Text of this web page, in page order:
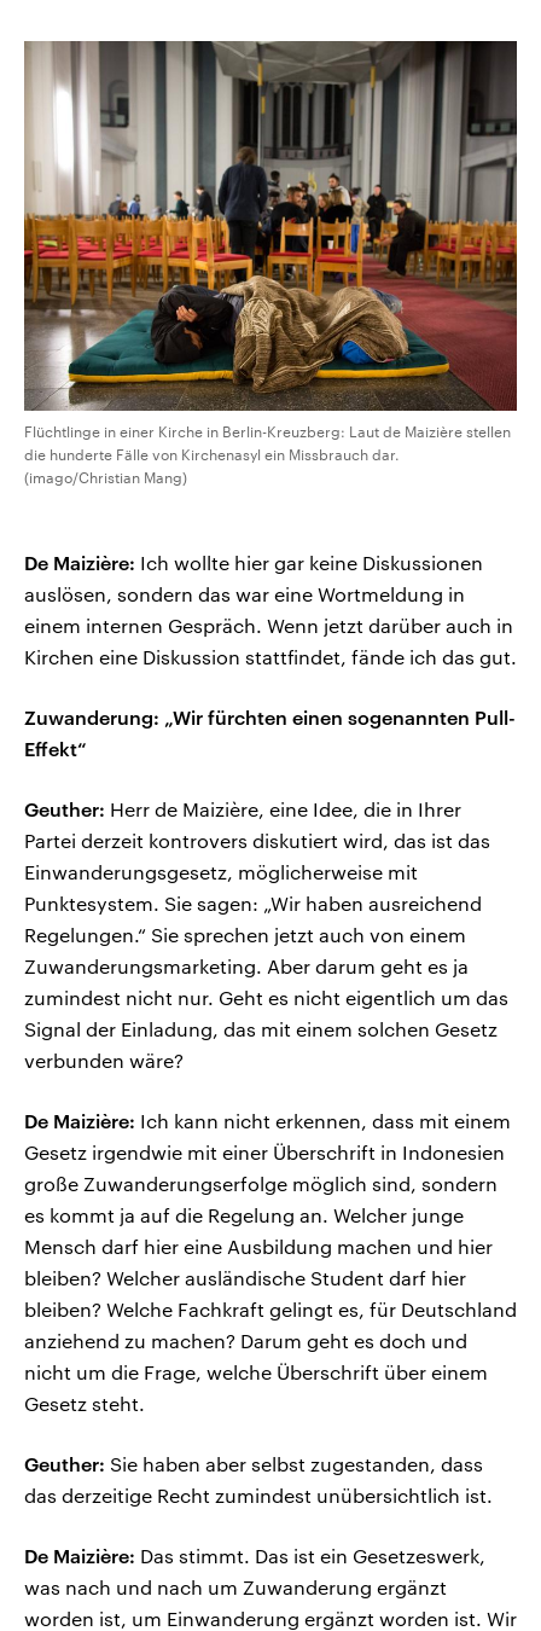
Flüchtlinge in einer Kirche in Berlin-Kreuzberg: Laut de Maizière stellen
die hunderte Fälle von Kirchenasyl ein Missbrauch dar.
(imago/Christian Mang)
De Maizière: Ich wollte hier gar keine Diskussionen
auslösen, sondern das war eine Wortmeldung in
einem internen Gespräch. Wenn jetzt darüber auch in
Kirchen eine Diskussion stattfindet, fände ich das gut.
Zuwanderung: „Wir fürchten einen sogenannten Pull-
Effekt“
Geuther: Herr de Maizière, eine Idee, die in Ihrer
Partei derzeit kontrovers diskutiert wird, das ist das
Einwanderungsgesetz, möglicherweise mit
Punktesystem. Sie sagen: „Wir haben ausreichend
Regelungen.“ Sie sprechen jetzt auch von einem
Zuwanderungsmarketing. Aber darum geht es ja
zumindest nicht nur. Geht es nicht eigentlich um das
Signal der Einladung, das mit einem solchen Gesetz
verbunden wäre?
De Maizière: Ich kann nicht erkennen, dass mit einem
Gesetz irgendwie mit einer Überschrift in Indonesien
große Zuwanderungserfolge möglich sind, sondern
es kommt ja auf die Regelung an. Welcher junge
Mensch darf hier eine Ausbildung machen und hier
bleiben? Welcher ausländische Student darf hier
bleiben? Welche Fachkraft gelingt es, für Deutschland
anziehend zu machen? Darum geht es doch und
nicht um die Frage, welche Überschrift über einem
Gesetz steht.
Geuther: Sie haben aber selbst zugestanden, dass
das derzeitige Recht zumindest unübersichtlich ist.
De Maizière: Das stimmt. Das ist ein Gesetzeswerk,
was nach und nach um Zuwanderung ergänzt
worden ist, um Einwanderung ergänzt worden ist. Wir